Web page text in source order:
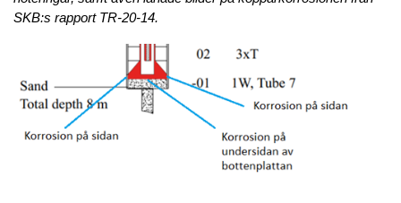
SKB:s rapport TR-20-14.